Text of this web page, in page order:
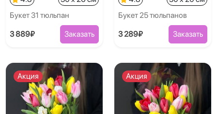
Букет 31 тюльпан
3 889₽ Заказать
Букет 25 тюльпанов
3 289₽ Заказать
Акция Акция